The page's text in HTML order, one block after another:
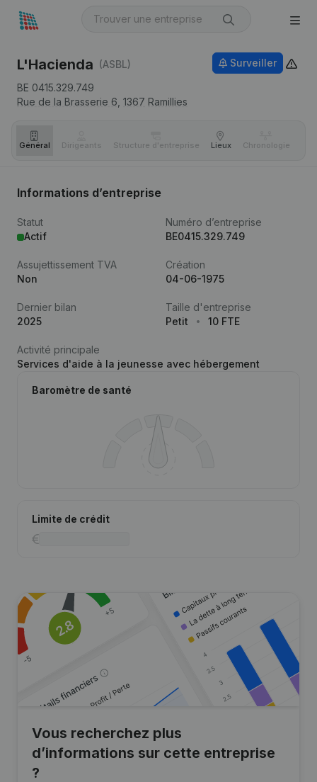
L'Hacienda (ASBL)
BE 0415.329.749
Rue de la Brasserie 6, 1367 Ramillies
Surveiller
Général Dirigeants Structure d'entreprise Lieux Chronologie
Informations d’entreprise
Statut
Actif
Numéro d’entreprise
BE0415.329.749
Assujettissement TVA
Non
Création
04-06-1975
Dernier bilan
2025
Taille d'entreprise
Petit
10 FTE
Activité principale
Services d'aide à la jeunesse avec hébergement
Baromètre de santé
Limite de crédit
Vous recherchez plus
d’informations sur cette entreprise
?